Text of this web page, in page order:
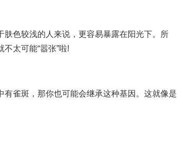
色较浅的人来说，更容易暴露在阳光下。所
太可能“嚣张”啦!
雀斑，那你也可能会继承这种基因。这就像是